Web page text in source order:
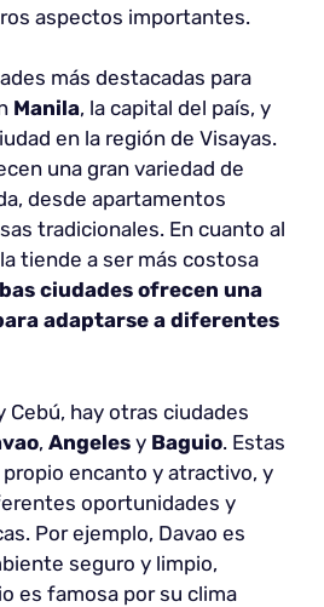
aspectos importantes.
más destacadas para
Manila, la capital del país, y
en la región de Visayas.
una gran variedad de
desde apartamentos
tradicionales. En cuanto al
tiende a ser más costosa
ciudades ofrecen una
adaptarse a diferentes
Cebú, hay otras ciudades
, Angeles y Baguio. Estas
encanto y atractivo, y
oportunidades y
Por ejemplo, Davao es
seguro y limpio,
es famosa por su clima